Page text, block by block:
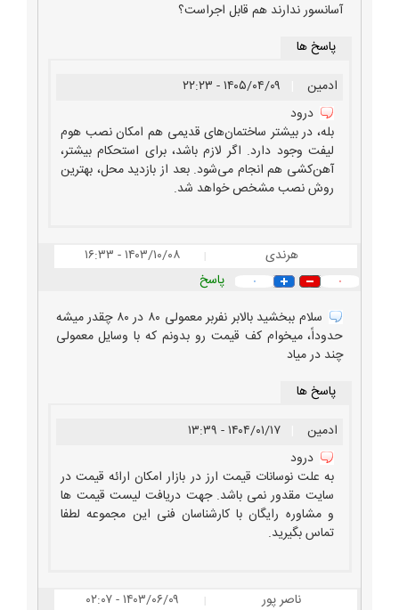
ابعاد هوم لیفت
هوم لیفت تهران
اندازی و اجرای بالابر
قيمت هوم ليفت در البرز
هوم لیفت چیست
آسانسور ندارند هم قابل اجراست؟
پاسخ ها
ادمین
۱۴۰۵/۰۴/۰۹ - ۲۲:۲۳
درود
بله، در بیشتر ساختمان‌های قدیمی هم امکان نصب هوم
لیفت وجود دارد. اگر لازم باشد، برای استحکام بیشتر،
آهن‌کشی هم انجام می‌شود. بعد از بازدید محل، بهترین
روش نصب مشخص خواهد شد.
هرندی | ۱۴۰۳/۱۰/۰۸ - ۱۶:۳۳
۰ ۰
پاسخ
سلام ببخشید بالابر نفربر معمولی ۸۰ در ۸۰ چقدر میشه
حدوداً، میخوام کف قیمت رو بدونم که با وسایل معمولی
چند در میاد
پاسخ ها
ادمین
۱۴۰۴/۰۱/۱۷ - ۱۳:۳۹
درود
به علت نوسانات قیمت ارز در بازار امکان ارائه قیمت در
سایت مقدور نمی باشد. جهت دریافت لیست قیمت ها
و مشاوره رایگان با کارشناسان فنی این مجموعه لطفا
تماس بگیرید.
ناصر پور | ۱۴۰۳/۰۶/۰۹ - ۰۲:۰۷